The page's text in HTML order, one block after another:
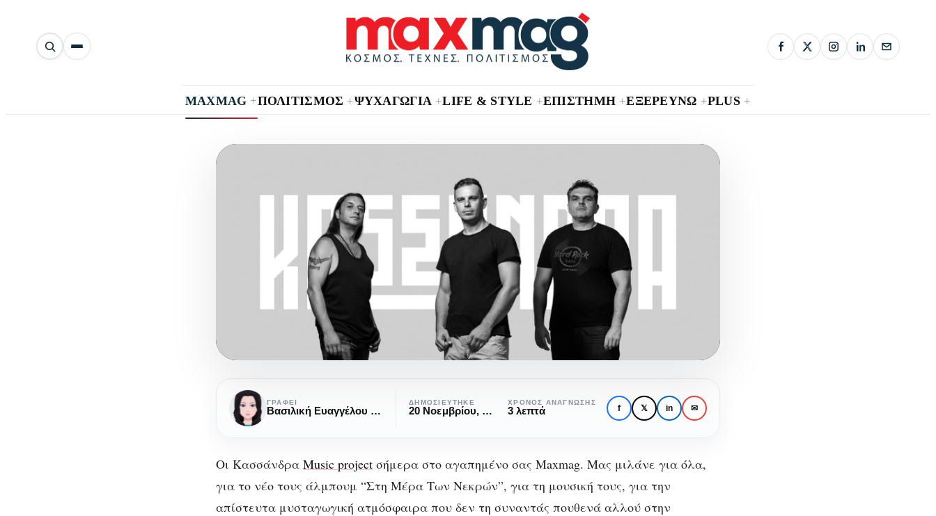
Αναζήτηση
άρθρων
MAXMAG +ΠΟΛΙΤΙΣΜΟΣ +ΨΥΧΑΓΩΓΙΑ +LIFE & STYLE +ΕΠΙΣΤΗΜΗ +ΕΞΕΡΕΥΝΩ +PLUS +
ΜΟΥΣΙΚΉ ΣΥΝΕΝΤΕΎΞΕΙΣ
Κασσάνδρα: “Στη Μέρα
Κασσάνδρα:
“Στη
Μέρα
Νεκρών”
ΓΡΆΦΕΙ
Βασιλική Ευαγγέλου Παπαθανασίου
ΔΗΜΟΣΙΕΎΤΗΚΕ
20 Νοεμβρίου, 2023
ΧΡΌΝΟΣ ΑΝΆΓΝΩΣΗΣ
3 λεπτά f 𝕏 in ✉
Οι Κασσάνδρα Music project σήμερα στο αγαπημένο σας Maxmag. Μας μιλάνε για όλα,
για το νέο τους άλμπουμ “Στη Μέρα Των Νεκρών”, για τη μουσική τους, για την
απίστευτα μυσταγωγική ατμόσφαιρα που δεν τη συναντάς πουθενά αλλού στην